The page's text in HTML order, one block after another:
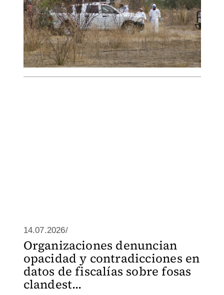
14.07.2026/
Organizaciones denuncian
opacidad y contradicciones en
datos de fiscalías sobre fosas
clandest...